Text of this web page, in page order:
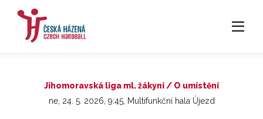
Jihomoravská liga ml. žákyní / O umístění
ne, 24. 5. 2026, 9:45, Multifunkční hala Újezd